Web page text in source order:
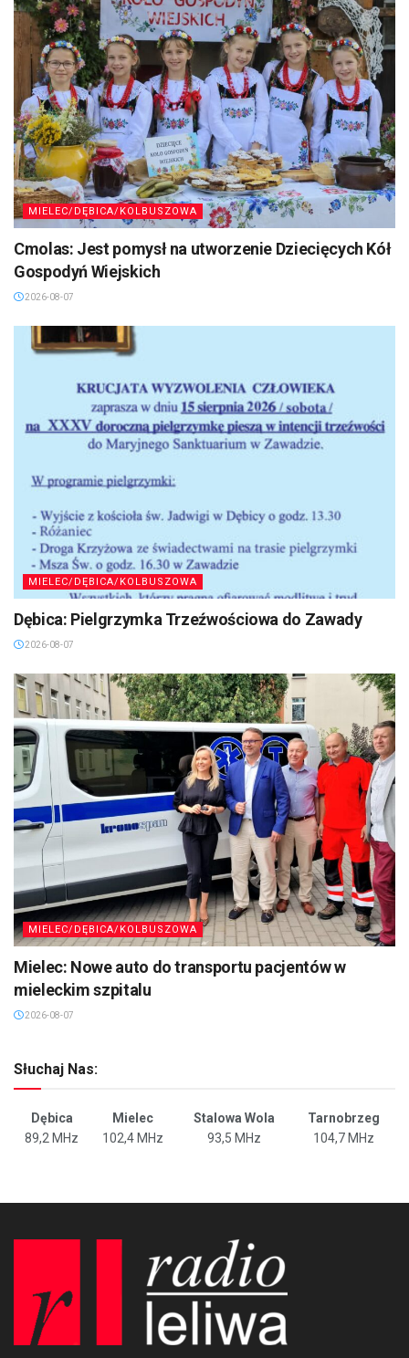
MIELEC/DĘBICA/KOLBUSZOWA
Cmolas: Jest pomysł na utworzenie Dziecięcych Kół
Gospodyń Wiejskich
2026-08-07
MIELEC/DĘBICA/KOLBUSZOWA
Dębica: Pielgrzymka Trzeźwościowa do Zawady
2026-08-07
MIELEC/DĘBICA/KOLBUSZOWA
Mielec: Nowe auto do transportu pacjentów w
mieleckim szpitalu
2026-08-07
Słuchaj Nas:
Dębica Mielec Stalowa Wola
Tarnobrzeg
89,2 MHz
102,4 MHz 93,5 MHz 104,7 MHz